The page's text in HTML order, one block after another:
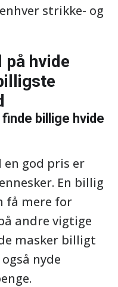
strikke- og
på hvide
billige hvide
god pris er
En billig
få mere for
andre vigtige
masker billigt
nyde